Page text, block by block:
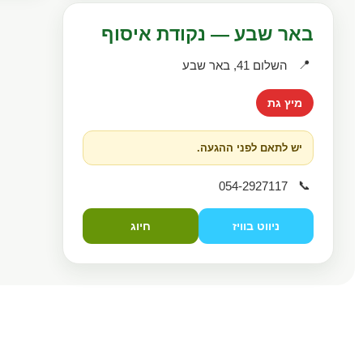
באר שבע — נקודת איסוף
📍 השלום 41, באר שבע
מיץ גת
יש לתאם לפני ההגעה.
📞
054-2927117
ניווט בוויז חיוג